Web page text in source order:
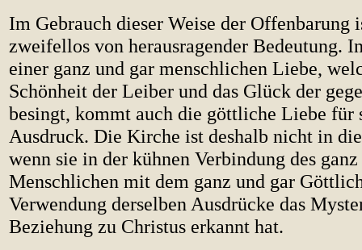
Im Gebrauch dieser Weise der Offenbarung
zweifellos von herausragender Bedeutung.
einer ganz und gar menschlichen Liebe,
Schönheit der Leiber und das Glück der
besingt, kommt auch die göttliche Liebe für
Ausdruck. Die Kirche ist deshalb nicht in
wenn sie in der kühnen Verbindung des
Menschlichen mit dem ganz und gar
Verwendung derselben Ausdrücke das
Beziehung zu Christus erkannt hat.